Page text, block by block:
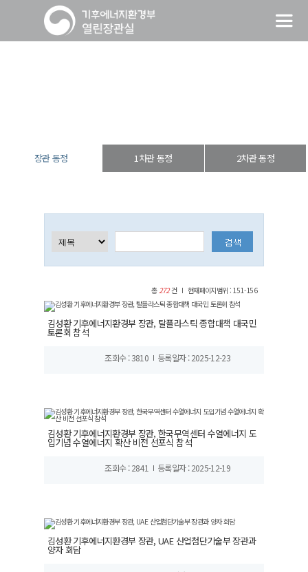
장관 동정 1차관 동정 2차관 동정
총272건 현재페이지범위 : 151-156
김성환 기후에너지환경부 장관, 탈플라스틱 종합대책 대국민
토론회 참석
조회수 : 3810 등록일자 : 2025-12-23
김성환 기후에너지환경부 장관, 한국무역센터 수열에너지 도
입기념 수열에너지 확산 비전 선포식 참석
조회수 : 2841 등록일자 : 2025-12-19
김성환 기후에너지환경부 장관, UAE 산업첨단기술부 장관과
양자 회담